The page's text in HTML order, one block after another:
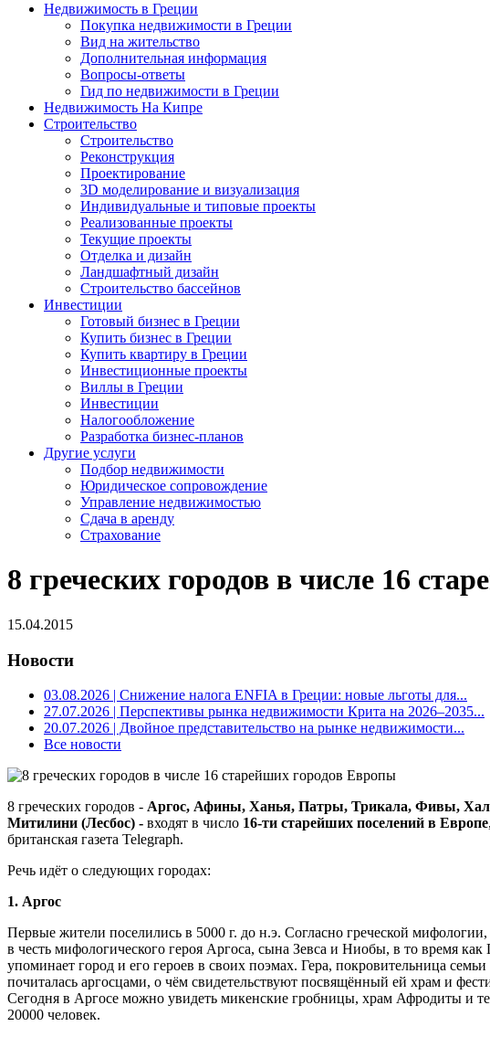
Недвижимость в Греции
Покупка недвижимости в Греции
Вид на жительство
Дополнительная информация
Вопросы-ответы
Гид по недвижимости в Греции
Недвижимость На Кипре
Строительство
Строительство
Реконструкция
Проектирование
3D моделирование и визуализация
Индивидуальные и типовые проекты
Реализованные проекты
Текущие проекты
Отделка и дизайн
Ландшафтный дизайн
Строительство бассейнов
Инвестиции
Готовый бизнес в Греции
Купить бизнес в Греции
Купить квартиру в Греции
Инвестиционные проекты
Виллы в Греции
Инвестиции
Налогообложение
Разработка бизнес-планов
Другие услуги
Подбор недвижимости
Юридическое сопровождение
Управление недвижимостью
Сдача в аренду
Страхование
8 греческих городов в числе 16
15.04.2015
Новости
03.08.2026 | Снижение налога ENFIA в Греции: новые льготы для...
27.07.2026 | Перспективы рынка недвижимости Крита на 2026–2035...
20.07.2026 | Двойное представительство на рынке недвижимости...
Все новости
8 греческих городов - Аргос, Афины, Ханья, Патры, Трикала, Фивы,
Митилини (Лесбос) - входят в число 16-ти старейших поселений в Европе
британская газета Telegraph.
Речь идёт о следующих городах:
1. Аргос
Первые жители поселились в 5000 г. до н.э. Согласно греческой
в честь мифологического героя Аргоса, сына Зевса и Ниобы, в то время как
упоминает город и его героев в своих поэмах. Гера, покровительница
почиталась аргосцами, о чём свидетельствуют посвящённый ей храм и
Сегодня в Аргосе можно увидеть микенские гробницы, храм Афродиты и
20000 человек.